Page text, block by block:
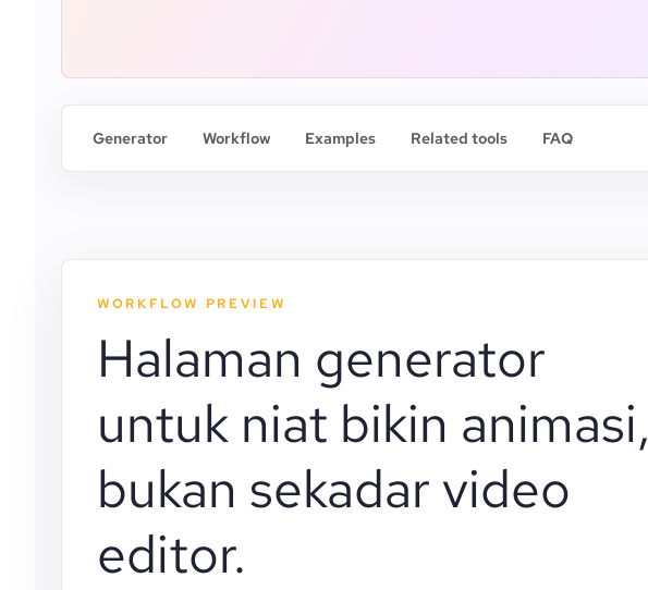
Generator Workflow Examples Related tools FAQ
WORKFLOW PREVIEW
Halaman generator
untuk niat bikin animasi,
bukan sekadar video
editor.